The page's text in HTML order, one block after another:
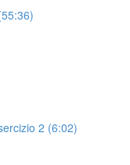
2 (6:02)